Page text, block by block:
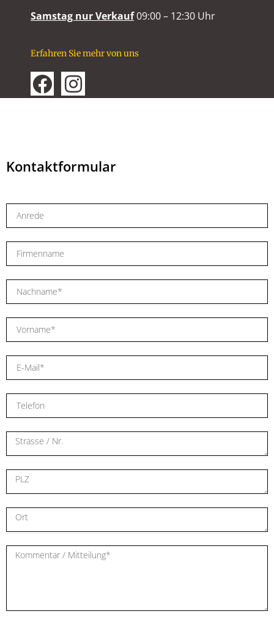
Samstag nur Verkauf09:00 – 12:30 Uhr
Erfahren Sie mehr von uns
Kontaktformular